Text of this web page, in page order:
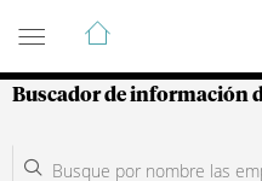
Guía de
Buscador de información